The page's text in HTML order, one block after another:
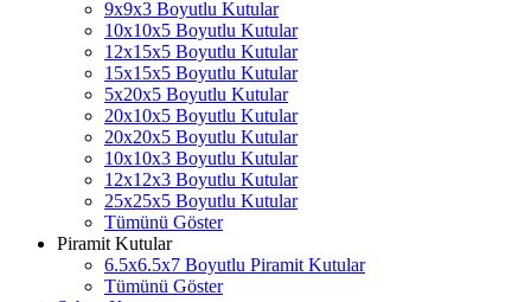
9x9x3 Boyutlu Kutular
10x10x5 Boyutlu Kutular
12x15x5 Boyutlu Kutular
15x15x5 Boyutlu Kutular
5x20x5 Boyutlu Kutular
20x10x5 Boyutlu Kutular
20x20x5 Boyutlu Kutular
10x10x3 Boyutlu Kutular
12x12x3 Boyutlu Kutular
25x25x5 Boyutlu Kutular
Tümünü Göster
Piramit Kutular
6.5x6.5x7 Boyutlu Piramit Kutular
Tümünü Göster